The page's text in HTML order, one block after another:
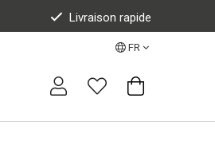
Livraison rapide
FR